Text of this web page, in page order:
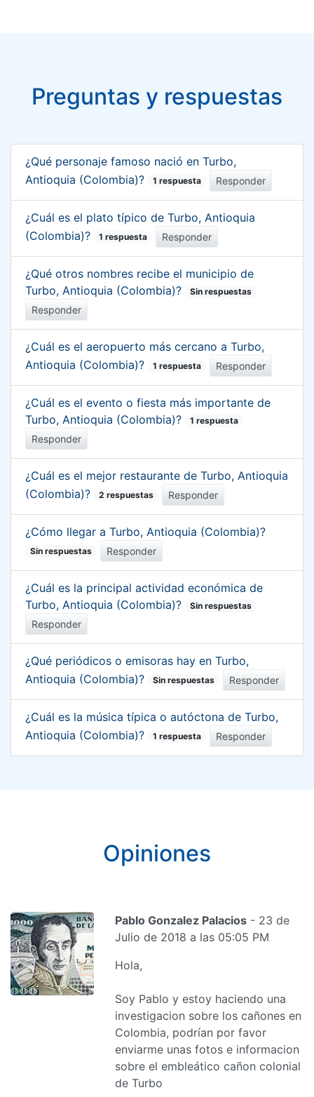
Preguntas y respuestas
¿Qué personaje famoso nació en Turbo,
Antioquia (Colombia)?
1 respuesta Responder
¿Cuál es el plato típico de Turbo, Antioquia
(Colombia)?
1 respuesta Responder
¿Qué otros nombres recibe el municipio de
Turbo, Antioquia (Colombia)?
Sin respuestas
Responder
¿Cuál es el aeropuerto más cercano a Turbo,
Antioquia (Colombia)?
1 respuesta Responder
¿Cuál es el evento o fiesta más importante de
Turbo, Antioquia (Colombia)?
1 respuesta
Responder
¿Cuál es el mejor restaurante de Turbo, Antioquia
(Colombia)?
2 respuestas Responder
¿Cómo llegar a Turbo, Antioquia (Colombia)?
Sin respuestas Responder
¿Cuál es la principal actividad económica de
Turbo, Antioquia (Colombia)?
Sin respuestas
Responder
¿Qué periódicos o emisoras hay en Turbo,
Antioquia (Colombia)?
Sin respuestas Responder
¿Cuál es la música típica o autóctona de Turbo,
Antioquia (Colombia)?
1 respuesta Responder
Opiniones
Pablo Gonzalez Palacios - 23 de
Julio de 2018 a las 05:05 PM
Hola,
Soy Pablo y estoy haciendo una
investigacion sobre los cañones en
Colombia, podrían por favor
enviarme unas fotos e informacion
sobre el embleático cañon colonial
de Turbo